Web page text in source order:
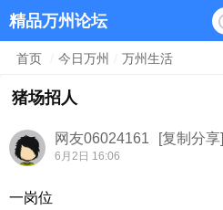
精品万州论坛
首页 今日万州 万州生活
猪场招人
网友06024161
6月2日 16:06
[复制分享]
一岗位